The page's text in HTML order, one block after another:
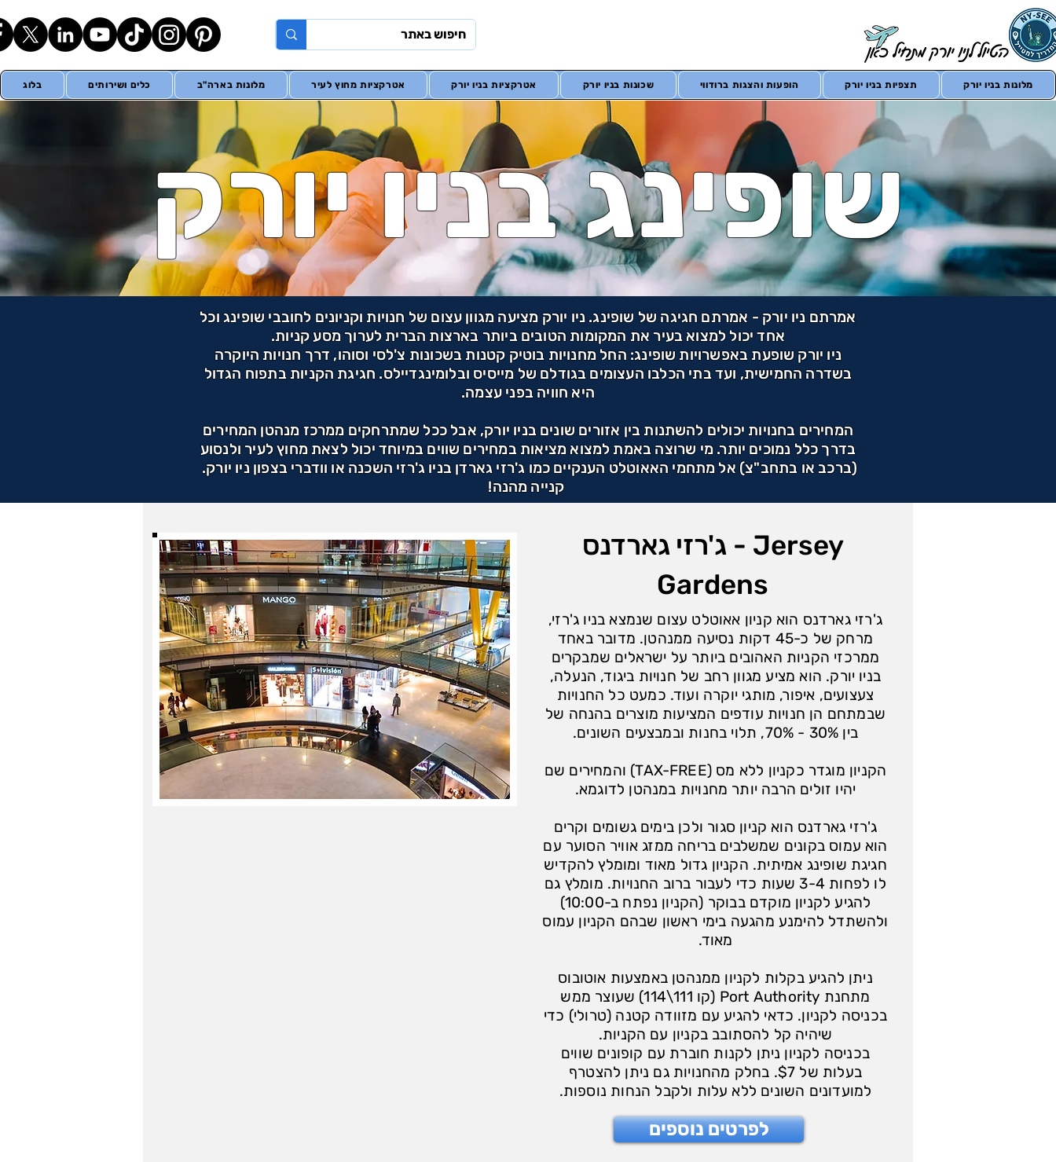
בלוג כלים ושירותים מלונות בארה"ב אטרקציות מחוץ לעיר אטרקציות בניו יורק שכונות בניו יורק הופעות והצגות ברודווי תצפיות בניו יורק מלונות בניו יורק
שופינג בניו יורק
אמרתם ניו יורק - אמרתם חגיגה של שופינג. ניו יורק מציעה מגוון עצום של חנויות וקניונים לחובבי שופינג וכל
אחד יכול למצוא בעיר את המקומות הטובים ביותר בארצות הברית לערוך מסע קניות.
ניו יורק שופעת באפשרויות שופינג: החל מחנויות בוטיק קטנות בשכונות צ'לסי וסוהו, דרך חנויות היוקרה
בשדרה החמישית, ועד בתי הכלבו העצומים בגודלם של מייסיס ובלומינגדיילס. חגיגת הקניות בתפוח הגדול
היא חוויה בפני עצמה.
המחירים בחנויות יכולים להשתנות בין אזורים שונים בניו יורק, אבל ככל שמתרחקים ממרכז מנהטן המחירים
בדרך כלל נמוכים יותר. מי שרוצה באמת למצוא מציאות במחירים שווים במיוחד יכול לצאת מחוץ לעיר ולנסוע
(ברכב או בתחב"צ) אל מתחמי האאוטלט הענקיים כמו ג'רזי גארדן בניו ג'רזי השכנה או וודברי בצפון ניו יורק.
קנייה מהנה!
ג'רזי גארדנס - Jersey
Gardens
ג'רזי גארדנס הוא קניון אאוטלט עצום שנמצא בניו ג'רזי,
מרחק של כ-45 דקות נסיעה ממנהטן. מדובר באחד
ממרכזי הקניות האהובים ביותר על ישראלים שמבקרים
בניו יורק. הוא מציע מגוון רחב של חנויות ביגוד, הנעלה,
צעצועים, איפור, מותגי יוקרה ועוד. כמעט כל החנויות
שבמתחם הן חנויות עודפים המציעות מוצרים בהנחה של
בין 30% - 70%, תלוי בחנות ובמבצעים השונים.
הקניון מוגדר כקניון ללא מס (TAX-FREE) והמחירים שם
יהיו זולים הרבה יותר מחנויות במנהטן לדוגמא.
ג'רזי גארדנס הוא קניון סגור ולכן בימים גשומים וקרים
הוא עמוס בקונים שמשלבים בריחה ממזג אוויר הסוער עם
חגיגת שופינג אמיתית. הקניון גדול מאוד ומומלץ להקדיש
לו לפחות 3-4 שעות כדי לעבור ברוב החנויות. מומלץ גם
להגיע לקניון מוקדם בבוקר (הקניון נפתח ב-10:00)
ולהשתדל להימנע מהגעה בימי ראשון שבהם הקניון עמוס
מאוד.
ניתן להגיע בקלות לקניון ממנהטן באמצעות אוטובוס
מתחנת Port Authority (קו 111\114) שעוצר ממש
בכניסה לקניון. כדאי להגיע עם מזוודה קטנה (טרולי) כדי
שיהיה קל להסתובב בקניון עם הקניות.
בכניסה לקניון ניתן לקנות חוברת עם קופונים שווים
בעלות של $7. בחלק מהחנויות גם ניתן להצטרף
למועדונים השונים ללא עלות ולקבל הנחות נוספות.
לפרטים נוספים